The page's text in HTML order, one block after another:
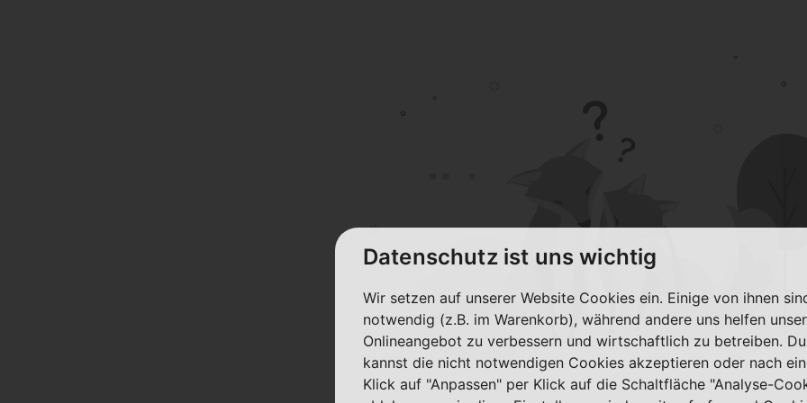
Datenschutz ist uns wichtig
Wir setzen auf unserer Website Cookies ein. Einige von ihnen
notwendig (z.B. im Warenkorb), während andere uns helfen unser
Onlineangebot zu verbessern und wirtschaftlich zu betreiben. Du
kannst die nicht notwendigen Cookies akzeptieren oder nach
Klick auf "Anpassen" per Klick auf die Schaltfläche "Analyse-